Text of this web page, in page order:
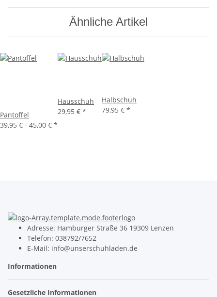
Ähnliche Artikel
Pantoffel
39,95 € - 45,00 € *
Hausschuh
29,95 € *
Halbschuh
79,95 € *
Adresse: Hamburger Straße 36 19309 Lenzen
Telefon: 038792/7652
E-Mail: info@unserschuhladen.de
Informationen
Gesetzliche Informationen